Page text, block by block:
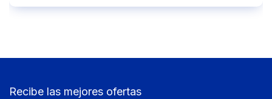
Recibe las mejores ofertas